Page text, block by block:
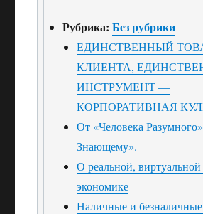
Рубрика:Без рубрики
ЕДИНСТВЕННЫЙ
КЛИЕНТА,
ИНСТРУМЕНТ —
КОРПОРАТИВНАЯ
От «Человека
Знающему».
О реальной,
экономике
Наличные и